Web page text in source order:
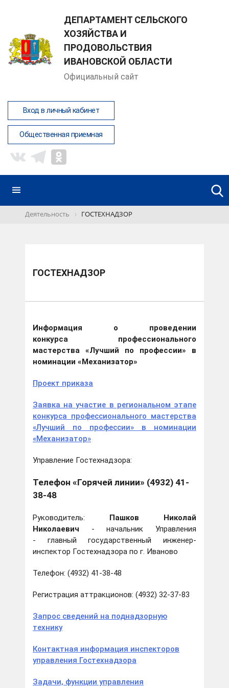
ДЕПАРТАМЕНТ СЕЛЬСКОГО
ХОЗЯЙСТВА И
ПРОДОВОЛЬСТВИЯ
ИВАНОВСКОЙ ОБЛАСТИ
Официальный сайт
Вход в личный кабинет
Общественная приемная
Деятельность ГОСТЕХНАДЗОР
ГОСТЕХНАДЗОР
Информация о проведении
конкурса профессионального
мастерства «Лучший по профессии» в
номинации «Механизатор»
Проект приказа
Заявка на участие в региональном этапе
конкурса профессионального мастерства
«Лучший по профессии» в номинации
«Механизатор»
Управление Гостехнадзора:
Телефон «Горячей линии» (4932) 41-
38-48
Руководитель: Пашков Николай
Николаевич - начальник Управления
- главный государственный инженер-
инспектор Гостехнадзора по г. Иваново
Телефон: (4932) 41-38-48
Регистрация аттракционов: (4932) 32-37-83
Запрос сведений на поднадзорную
технику
Контактная информация инспекторов
управления Гостехнадзора
Задачи, функции управления